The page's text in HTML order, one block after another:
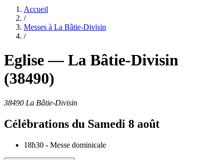
Accueil
/
Messes à La Bâtie-Divisin
/
Eglise—La Bâtie-Divisin
(38490)
38490 La Bâtie-Divisin
Célébrations du Samedi 8 août
18h30 - Messe dominicale